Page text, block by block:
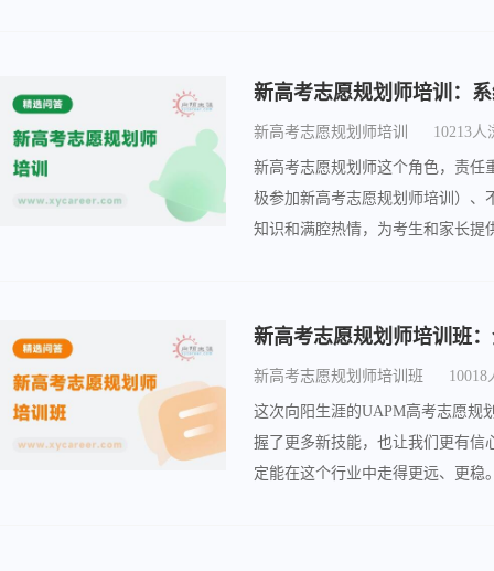
新高考志愿规划师培训 10213人
新高考志愿规划师这个角色，责任
极参加新高考志愿规划师培训）、
知识和满腔热情，为考生和家长提
新高考志愿规划师培训班 10018
这次向阳生涯的UAPM高考志愿规
握了更多新技能，也让我们更有信
定能在这个行业中走得更远、更稳